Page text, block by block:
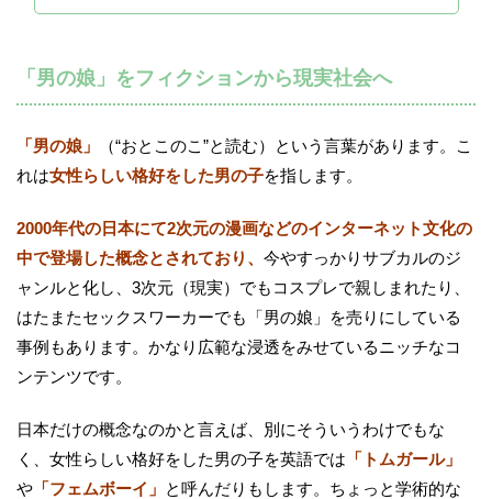
「男の娘」をフィクションから現実社会へ
「男の娘」
（“おとこのこ”と読む）という言葉があります。こ
れは女性らしい格好をした男の子を指します。
2000年代の日本にて2次元の漫画などのインターネット文化の
中で登場した概念とされており、 今やすっかりサブカルのジ
ャンルと化し、3次元（現実）でもコスプレで親しまれたり、
はたまたセックスワーカーでも「男の娘」を売りにしている
事例もあります。かなり広範な浸透をみせているニッチなコ
ンテンツです。
日本だけの概念なのかと言えば、別にそういうわけでもな
く、女性らしい格好をした男の子を英語では 「トムガール」
や 「フェムボーイ」 と呼んだりもします。ちょっと学術的な